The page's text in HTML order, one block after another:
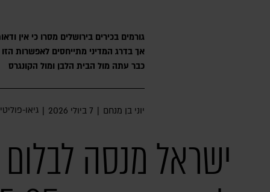
גורמים בכירים בירושלים מסרו כי אין
אך בדרג המדיני מתייחסים לאפשרות
כבר עתה מול הבית הלבן ומול הקונגרס
יוני בן מנחם | 7 ביולי 2026 | גיאו-
ישראל מנסה